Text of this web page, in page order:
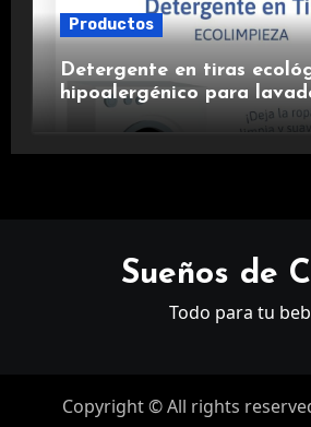
Productos
Detergente en tiras
hipoalergénico para
suavizante incluido y
lavanda.
Sueños de
Todo para tu
Copyright © All rights